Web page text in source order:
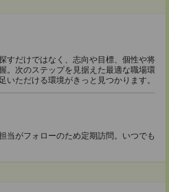
すだけではなく、志向や目標、個性や将
。次のステップを見据えた最適な職場環
いただける環境がきっと見つかります。
当がフォローのため定期訪問。いつでも